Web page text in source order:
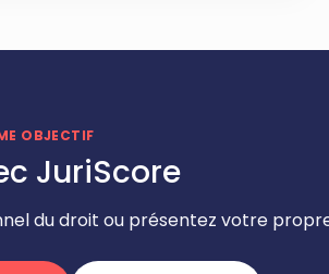
OBJECTIF
JuriScore
du droit ou présentez votre